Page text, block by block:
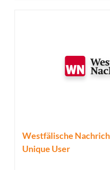
Westfälische
Unique User